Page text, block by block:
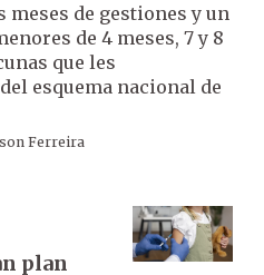
meses de gestiones y un
de 4 meses, 7 y 8
que les
esquema nacional de
Ferreira
plan